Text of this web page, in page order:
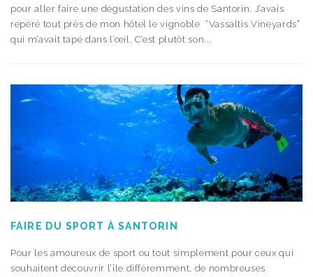
pour aller faire une dégustation des vins de Santorin. J’avais
repéré tout près de mon hôtel le vignoble “Vassaltis Vineyards”
qui m’avait tapé dans l’œil. C’est plutôt son...
FAIRE DU SPORT À SANTORIN
Pour les amoureux de sport ou tout simplement pour ceux qui
souhaitent découvrir l’île différemment, de nombreuses